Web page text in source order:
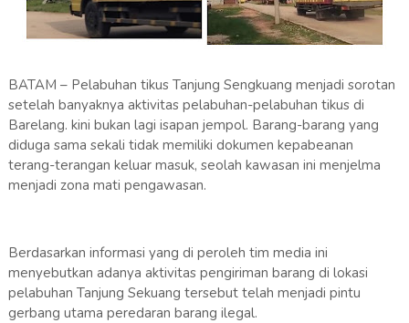
BATAM – Pelabuhan tikus Tanjung Sengkuang menjadi sorotan
setelah banyaknya aktivitas pelabuhan-pelabuhan tikus di
Barelang. kini bukan lagi isapan jempol. Barang-barang yang
diduga sama sekali tidak memiliki dokumen kepabeanan
terang-terangan keluar masuk, seolah kawasan ini menjelma
menjadi zona mati pengawasan.
Berdasarkan informasi yang di peroleh tim media ini
menyebutkan adanya aktivitas pengiriman barang di lokasi
pelabuhan Tanjung Sekuang tersebut telah menjadi pintu
gerbang utama peredaran barang ilegal.